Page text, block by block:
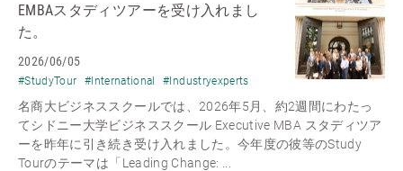
EMBAスタディツアーを受け入れまし
た。
2026/06/05
#StudyTour #International #Industryexperts
名商大ビジネススクールでは、2026年5月、約2週間にわたっ
てシドニー大学ビジネススクール Executive MBA スタディツア
ーを昨年に引き続き受け入れました。今年度の彼等のStudy
Tourのテーマは「Leading Change: ...